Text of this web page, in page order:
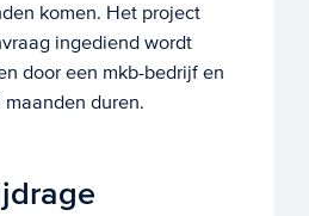
komen. Het project
ingediend wordt
door een mkb-bedrijf en
duren.